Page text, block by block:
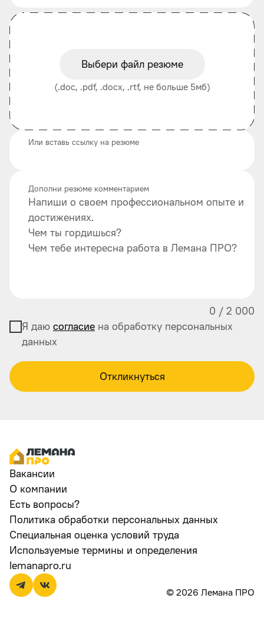
Выбери файл резюме
(.doc, .pdf, .docx, .rtf, не больше 5мб)
Или вставь ссылку на резюме
Напиши о своем профессиональном опыте и
достижениях.
Чем ты гордишься?
Чем тебе интересна работа в Лемана ПРО?
Дополни резюме комментарием
0 / 2 000
Я даю согласие на обработку персональных
данных
Откликнуться
Вакансии
О компании
Есть вопросы?
Политика обработки персональных данных
Специальная оценка условий труда
Используемые термины и определения
lemanapro.ru
© 2026 Лемана ПРО